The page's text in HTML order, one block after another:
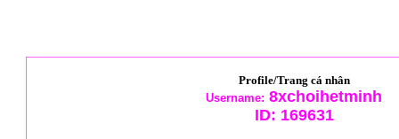
Profile/Trang cá nhân
Username: 8xchoihetminh
ID: 169631